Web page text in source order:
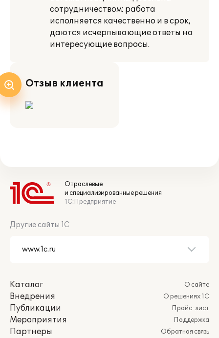
сотрудничеством: работа
исполняется качественно и в срок,
даются исчерпывающие ответы на
интересующие вопросы.
Отзыв клиента
Отраслевые
и специализированные решения
1С:Предприятие
Другие сайты 1С
Каталог
Внедрения
Публикации
Мероприятия
Партнеры
О сайте
О решениях 1С
Прайс-лист
Поддержка
Обратная связь